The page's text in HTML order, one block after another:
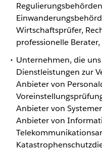
Wirtschaftsprüfer,
professionelle Berater,
Unternehmen, die
Dienstleistungen zur
Anbieter von
Anbieter von
Anbieter von